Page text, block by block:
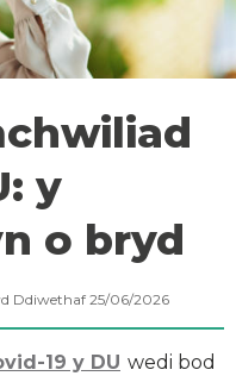
y
o bryd
Ddiwethaf 25/06/2026
19 y DU wedi bod